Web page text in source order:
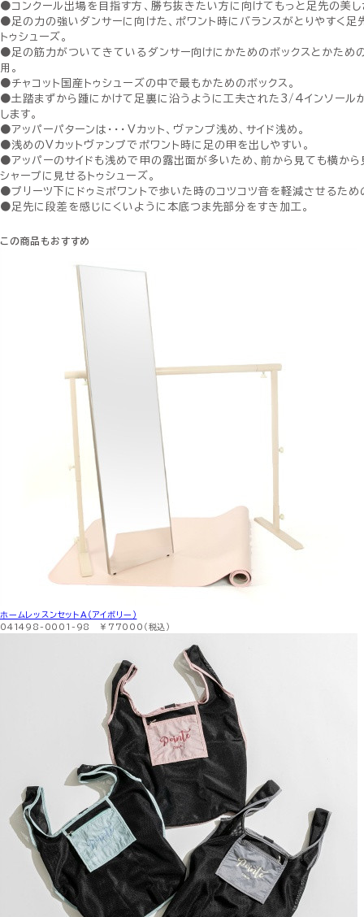
●コンクール出場を目指す方、勝ち抜きたい方に向けてもっと足先の美
●足の力の強いダンサーに向けた、ポワント時にバランスがとりやすく足
トゥシューズ。
●足の筋力がついてきているダンサー向けにかためのボックスとかた
用。
●チャコット国産トゥシューズの中で最もかためのボックス。
●土踏まずから踵にかけて足裏に沿うように工夫された3/4インソール
します。
●アッパーパターンは・・・Ｖカット、ヴァンプ浅め、サイド浅め。
●浅めのＶカットヴァンプでポワント時に足の甲を出しやすい。
●アッパーのサイドも浅めで甲の露出面が多いため、前から見ても横か
シャープに見せるトゥシューズ。
●プリーツ下にドゥミポワントで歩いた時のコツコツ音を軽減させるため
●足先に段差を感じにくいように本底つま先部分をすき加工。
この商品もおすすめ
ホームレッスンセットA（アイボリー）
041498-0001-98 ￥77000（税込）